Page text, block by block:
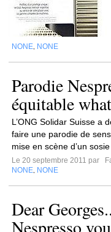
NONE NONE
Parodie
équitable
L’ONG Solidar Suisse a
faire une parodie de
mise en scène d’un
Le 20 septembre 2011 par
NONE NONE
Dear
Nespresso